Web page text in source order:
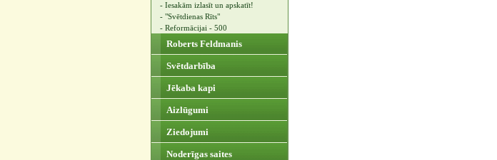
- Iesakām izlasīt un apskatīt!
- "Svētdienas Rīts"
- Reformācijai - 500
Roberts Feldmanis
Svētdarbība
Jēkaba kapi
Aizlūgumi
Ziedojumi
Noderīgas saites